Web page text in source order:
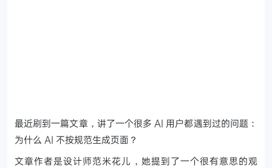
最近刷到一篇文章，讲了一个很多 AI 用户都遇到过的问题：
为什么 AI 不按规范生成页面？
文章作者是设计师范米花儿，她提到了一个很有意思的观